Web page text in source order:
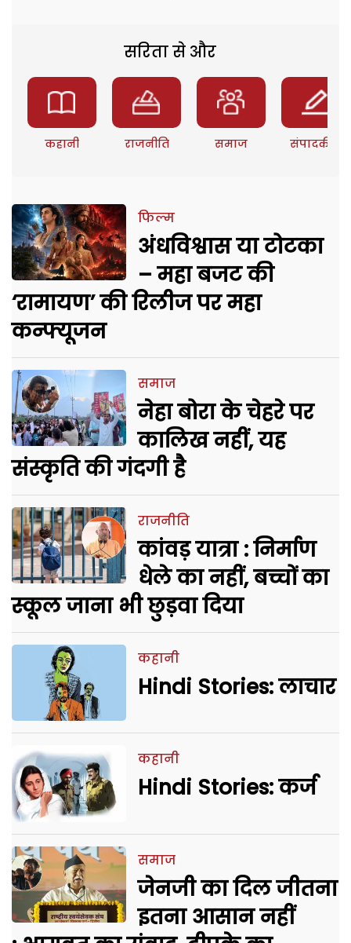
सरिता से और
कहानी राजनीति समाज संपादकीय
फिल्म
अंधविश्वास या टोटका
– महा बजट की
‘रामायण’ की रिलीज पर महा
कन्फ्यूजन
समाज
नेहा बोरा के चेहरे पर
कालिख नहीं, यह
संस्कृति की गंदगी है
राजनीति
कांवड़ यात्रा : निर्माण
धेले का नहीं, बच्चों का
स्कूल जाना भी छुड़वा दिया
कहानी
Hindi Stories: लाचार
कहानी
Hindi Stories: कर्ज
समाज
जेनजी का दिल जीतना
इतना आसान नहीं